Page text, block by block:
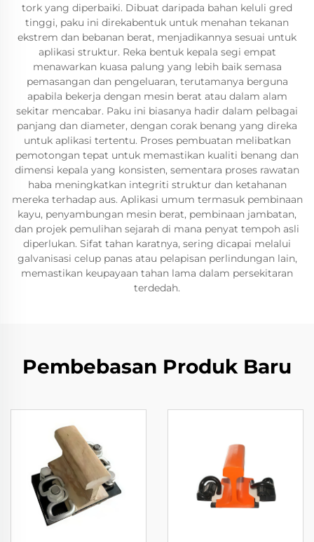
tork yang diperbaiki. Dibuat daripada bahan keluli gred
tinggi, paku ini direkabentuk untuk menahan tekanan
ekstrem dan bebanan berat, menjadikannya sesuai untuk
aplikasi struktur. Reka bentuk kepala segi empat
menawarkan kuasa palung yang lebih baik semasa
pemasangan dan pengeluaran, terutamanya berguna
apabila bekerja dengan mesin berat atau dalam alam
sekitar mencabar. Paku ini biasanya hadir dalam pelbagai
panjang dan diameter, dengan corak benang yang direka
untuk aplikasi tertentu. Proses pembuatan melibatkan
pemotongan tepat untuk memastikan kualiti benang dan
dimensi kepala yang konsisten, sementara proses rawatan
haba meningkatkan integriti struktur dan ketahanan
mereka terhadap aus. Aplikasi umum termasuk pembinaan
kayu, penyambungan mesin berat, pembinaan jambatan,
dan projek pemulihan sejarah di mana penyat tempoh asli
diperlukan. Sifat tahan karatnya, sering dicapai melalui
galvanisasi celup panas atau pelapisan perlindungan lain,
memastikan keupayaan tahan lama dalam persekitaran
terdedah.
Pembebasan Produk Baru